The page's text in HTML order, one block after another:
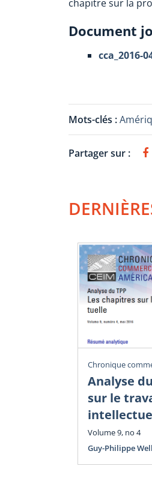
chapitre sur la
Document
cca_2016-
Mots-clés :
Partager sur :
Chronique
Analyse
sur le
Volume 9, no 4
Guy-Philippe